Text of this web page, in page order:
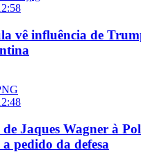
vê influência de
Jaques Wagner à
pedido da defesa